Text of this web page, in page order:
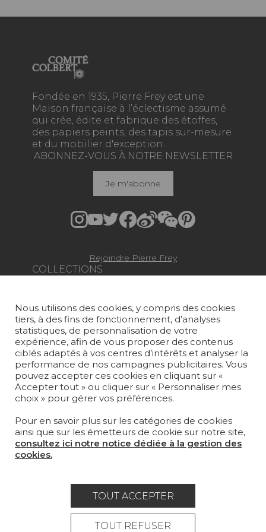
Fondée en 1935, Pierre Frey est une
Maison française à l’éclectisme assumé
qui crée, édite et fabrique des étoffes,
des papiers peints, des tapis sur-mesure
et du mobilier d'exception.
COLLECTIONS
PAPIERS PEINTS
TAPIS ET MOQUETTES
MOBILIER
PROJETS
SUR-MESURE
MAGAZINE
LA MAISON
ABONNEZ-VOUS À NOTRE NEWSLETTER
Je m'abonne
Rejoindre Pierre Frey
Nous utilisons des cookies, y compris des cookies
tiers, à des fins de fonctionnement, d’analyses
statistiques, de personnalisation de votre
expérience, afin de vous proposer des contenus
ciblés adaptés à vos centres d’intérêts et analyser la
performance de nos campagnes publicitaires. Vous
pouvez accepter ces cookies en cliquant sur «
Accepter tout » ou cliquer sur « Personnaliser mes
choix » pour gérer vos préférences.
Pour en savoir plus sur les catégories de cookies
ainsi que sur les émetteurs de cookie sur notre site,
consultez ici notre notice dédiée à la gestion des
cookies.
TOUT ACCEPTER
TOUT REFUSER